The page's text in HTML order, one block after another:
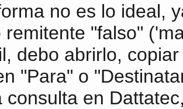
no es lo ideal,
remitente "falso" ('
debo abrirlo,
"Para" o
consulta en